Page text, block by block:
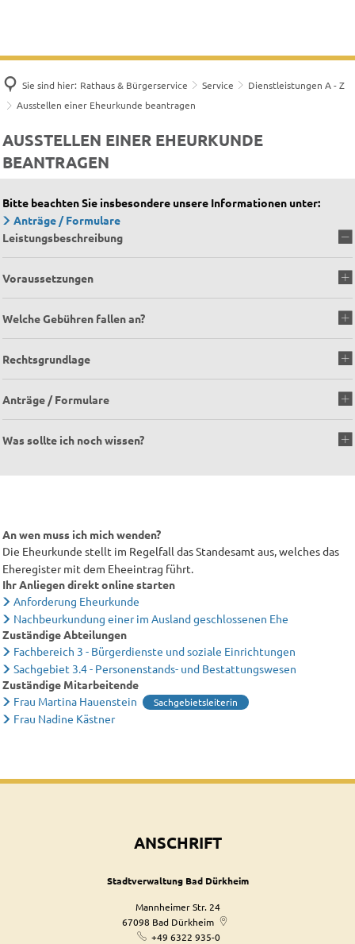
Sie sind hier: Rathaus & Bürgerservice Service
Dienstleistungen A - Z
Ausstellen einer Eheurkunde beantragen
AUSSTELLEN EINER EHEURKUNDE
BEANTRAGEN
Bitte beachten Sie insbesondere unsere Informationen unter:
Anträge / Formulare
Leistungsbeschreibung
Voraussetzungen
Welche Gebühren fallen an?
Rechtsgrundlage
Anträge / Formulare
Was sollte ich noch wissen?
Ihr Anliegen direkt online starten
Anforderung Eheurkunde
Nachbeurkundung einer im Ausland geschlossenen Ehe
An wen muss ich mich wenden?
Die Eheurkunde stellt im Regelfall das Standesamt aus, welches das
Eheregister mit dem Eheeintrag führt.
Zuständige Abteilungen
Fachbereich 3 - Bürgerdienste und soziale Einrichtungen
Sachgebiet 3.4 - Personenstands- und Bestattungswesen
Zuständige Mitarbeitende
Frau Martina Hauenstein
Sachgebietsleiterin
Frau Nadine Kästner
ANSCHRIFT
Stadtverwaltung Bad Dürkheim
Mannheimer Str. 24
67098 Bad Dürkheim
+49 6322 935-0